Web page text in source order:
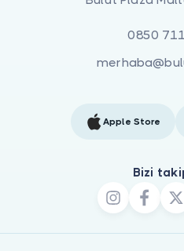
0850
Apple Store
Bizi